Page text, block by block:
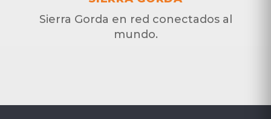
Sierra Gorda en red conectados al
mundo.